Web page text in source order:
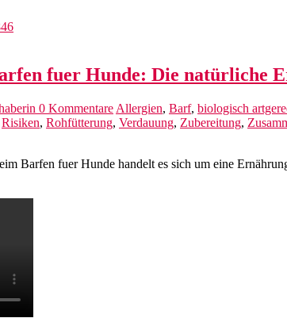
fuer Hunde: Die natürliche
0 Kommentare Allergien, Barf, biologisch
Risiken, Rohfütterung, Verdauung, Zubereitung,
Barfen fuer Hunde handelt es sich um eine